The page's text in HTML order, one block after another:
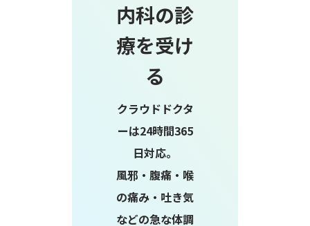
内科の診
療を受け
る
クラウドドクタ
ーは24時間365
日対応。
風邪・腹痛・喉
の痛み・吐き気
などの急な体調